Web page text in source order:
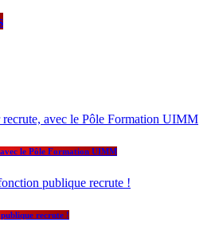
le Pôle Formation UIMM
recrute !